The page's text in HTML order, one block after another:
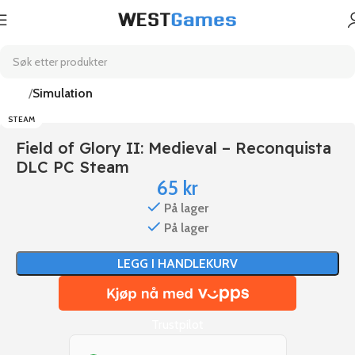
Simulation
STEAM
Field of Glory II: Medieval – Reconquista
DLC PC Steam
65 kr
På lager
På lager
LEGG I HANDLEKURV